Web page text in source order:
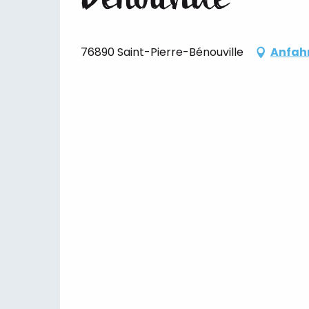
76890 Saint-Pierre-Bénouville